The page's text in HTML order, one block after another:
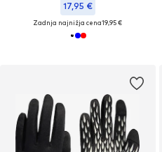
17,95 €
Zadnja najnižja cena19,95 €